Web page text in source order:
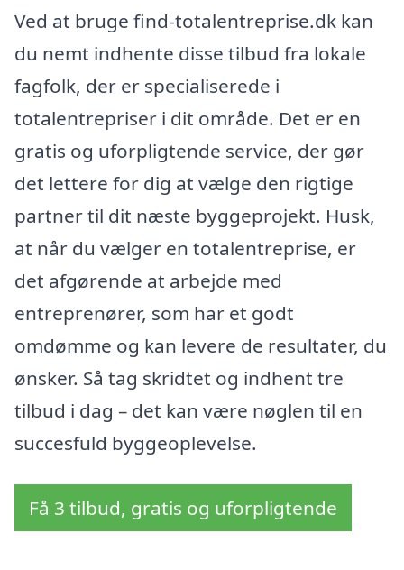
Ved at bruge find-totalentreprise.dk kan
du nemt indhente disse tilbud fra lokale
fagfolk, der er specialiserede i
totalentrepriser i dit område. Det er en
gratis og uforpligtende service, der gør
det lettere for dig at vælge den rigtige
partner til dit næste byggeprojekt. Husk,
at når du vælger en totalentreprise, er
det afgørende at arbejde med
entreprenører, som har et godt
omdømme og kan levere de resultater, du
ønsker. Så tag skridtet og indhent tre
tilbud i dag – det kan være nøglen til en
succesfuld byggeoplevelse.
Få 3 tilbud, gratis og uforpligtende